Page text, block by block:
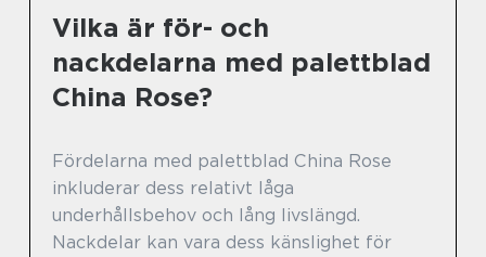
Vilka är för- och
nackdelarna med palettblad
China Rose?
Fördelarna med palettblad China Rose
inkluderar dess relativt låga
underhållsbehov och lång livslängd.
Nackdelar kan vara dess känslighet för